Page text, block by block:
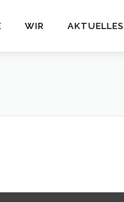
WIR AKTUELLES